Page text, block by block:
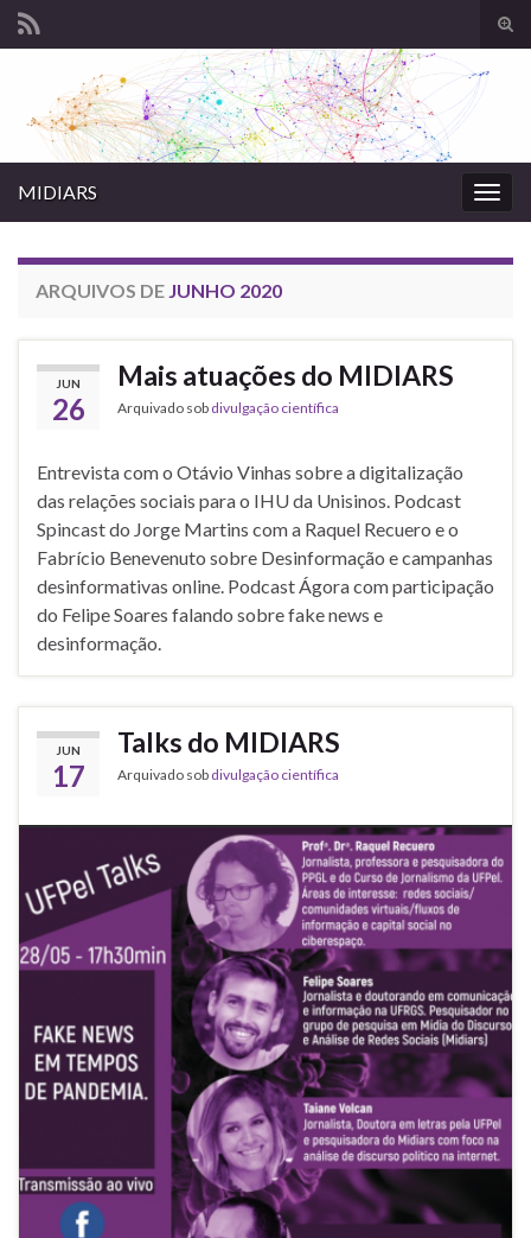
Search for:
MIDIARS
ARQUIVOS DE JUNHO 2020
JUN
26
Mais atuações do MIDIARS
Arquivado sob divulgação científica
Entrevista com o Otávio Vinhas sobre a digitalização
das relações sociais para o IHU da Unisinos. Podcast
Spincast do Jorge Martins com a Raquel Recuero e o
Fabrício Benevenuto sobre Desinformação e campanhas
desinformativas online. Podcast Ágora com participação
do Felipe Soares falando sobre fake news e
desinformação.
JUN
17
Talks do MIDIARS
Arquivado sob divulgação científica